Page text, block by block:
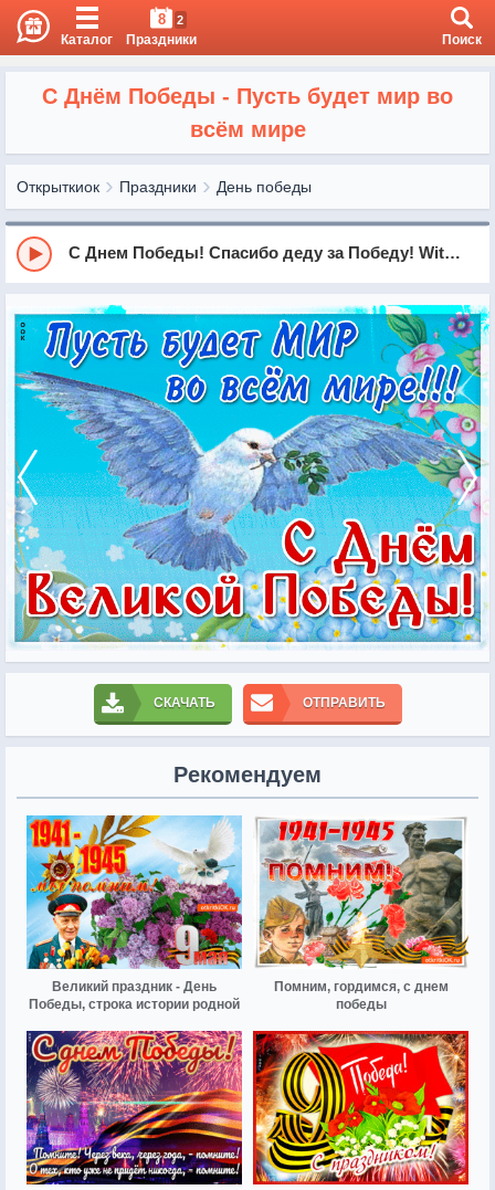
Каталог
8 2
Праздники Поиск
С Днём Победы - Пусть будет мир во
всём мире
Открыткиок Праздники День победы
С Днем Победы! Спасибо деду за Победу! With The Victory Day! Thank you grandpa for the Victory!
СКАЧАТЬ ОТПРАВИТЬ
Рекомендуем
Великий праздник - День
Победы, строка истории родной
Помним, гордимся, с днем
победы